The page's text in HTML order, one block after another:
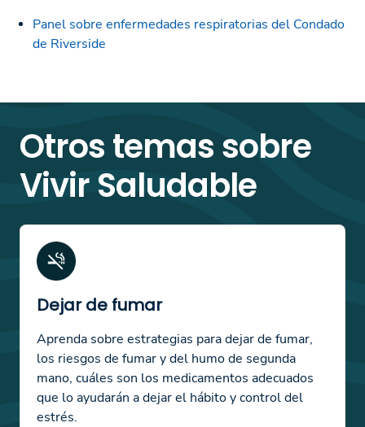
Panel sobre enfermedades respiratorias del Condado
de Riverside
Otros temas sobre
Vivir Saludable
Dejar de fumar
Aprenda sobre estrategias para dejar de fumar,
los riesgos de fumar y del humo de segunda
mano, cuáles son los medicamentos adecuados
que lo ayudarán a dejar el hábito y control del
estrés.